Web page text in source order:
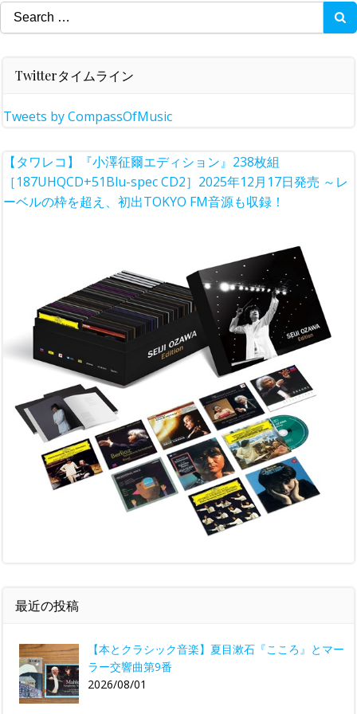
Search
for:
Twitterタイムライン
Tweets by CompassOfMusic
【タワレコ】『小澤征爾エディション』238枚組
［187UHQCD+51Blu-spec CD2］2025年12月17日発売 ～レ
ーベルの枠を超え、初出TOKYO FM音源も収録！
最近の投稿
【本とクラシック音楽】夏目漱石『こころ』とマー
ラー交響曲第9番
2026/08/01